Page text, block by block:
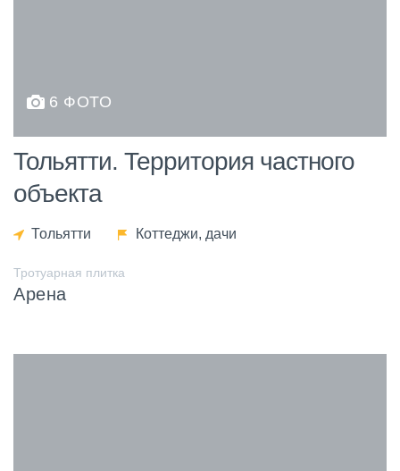
6 ФОТО
Тольятти. Территория частного
объекта
Тольятти Коттеджи, дачи
Тротуарная плитка
Арена